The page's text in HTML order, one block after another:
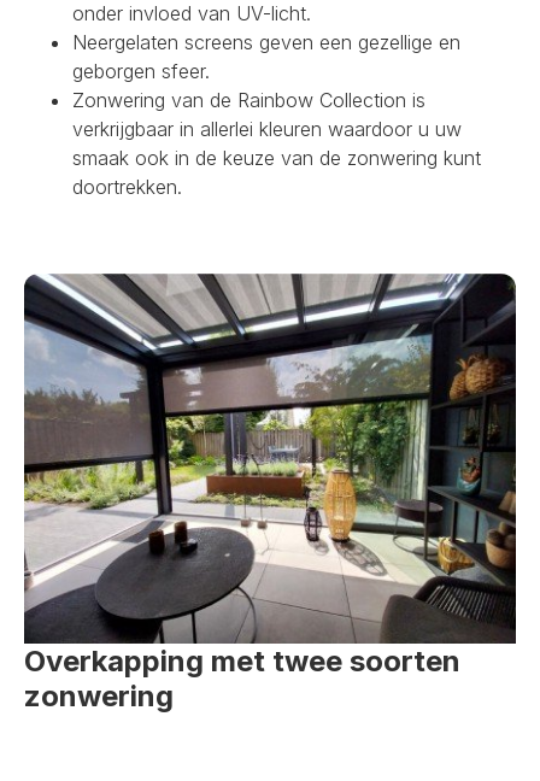
onder invloed van UV-licht.
Neergelaten screens geven een gezellige en
geborgen sfeer.
Zonwering van de Rainbow Collection is
verkrijgbaar in allerlei kleuren waardoor u uw
smaak ook in de keuze van de zonwering kunt
doortrekken.
Overkapping met twee soorten
zonwering